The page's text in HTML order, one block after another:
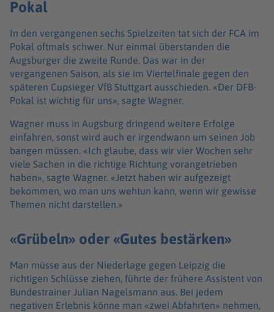
Pokal
In den vergangenen sechs Spielzeiten tat sich der FCA im
Pokal oftmals schwer. Nur einmal überstanden die
Augsburger die zweite Runde. Das war in der
vergangenen Saison, als sie im Viertelfinale gegen den
späteren Cupsieger VfB Stuttgart ausschieden. «Der DFB-
Pokal ist wichtig für uns», sagte Wagner.
Wagner muss in Augsburg dringend weitere Erfolge
einfahren, sonst wird auch er irgendwann um seinen Job
bangen müssen. «Ich glaube, dass wir vier Wochen sehr
viele Sachen in die richtige Richtung vorangetrieben
haben», sagte Wagner. «Jetzt haben wir aufgezeigt
bekommen, wo man uns wehtun kann, wenn wir gewisse
Themen nicht darstellen.»
«Grübeln» oder «Gutes bestärken»
Man müsse aus der Niederlage gegen Leipzig die
richtigen Schlüsse ziehen, führte der frühere Assistent von
Bundestrainer Julian Nagelsmann aus. Bei jedem
negativen Erlebnis könne man «zwei Abfahrten» nehmen,